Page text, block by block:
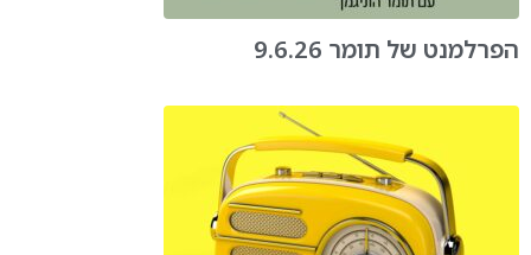
הפרלמנט של תומר 9.6.26